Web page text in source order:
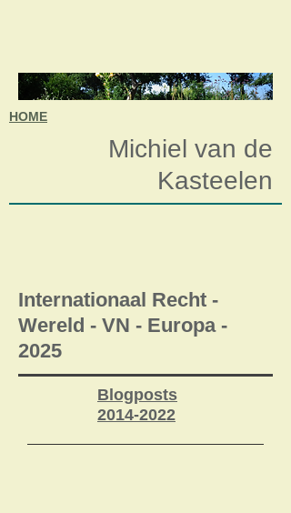
HOME
Michiel van de
Kasteelen
Internationaal Recht -
Wereld - VN - Europa -
2025
Blogposts
2014-2022